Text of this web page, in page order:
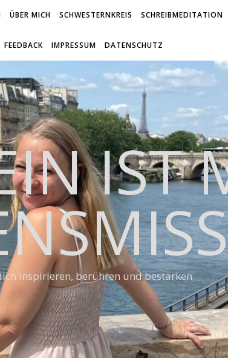
ÜBER MICH SCHWESTERNKREIS SCHREIBMEDITATION
FEEDBACK IMPRESSUM DATENSCHUTZ
IST
inspirieren, berühren und bestärken